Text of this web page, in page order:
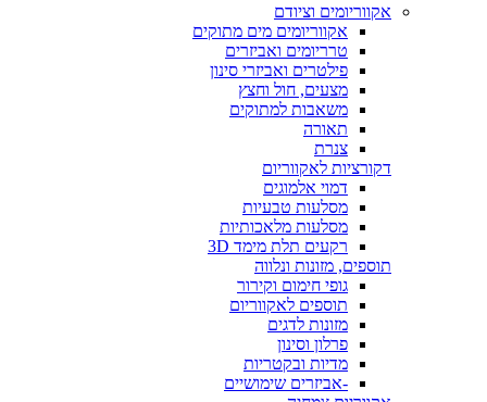
אקווריומים וציודם
אקווריומים מים מתוקים
טרריומים ואביזרים
פילטרים ואביזרי סינון
מצעים, חול וחצץ
משאבות למתוקים
תאורה
צנרת
דקורציות לאקווריום
דמוי אלמוגים
מסלעות טבעיות
מסלעות מלאכותיות
רקעים תלת מימד 3D
תוספים, מזונות ונלווה
גופי חימום וקירור
תוספים לאקווריום
מזונות לדגים
פרלון וסינון
מדיות ובקטריות
-אביזרים שימושיים